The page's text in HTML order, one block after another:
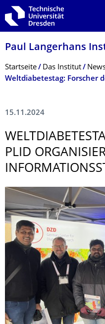
Zur Hauptnavigation springen
Zur Suche springen
Zum Inhalt springen
Paul Langerhans
Breadcrumb-Menü
Startseite Das Institut
15.11.2024
PLID